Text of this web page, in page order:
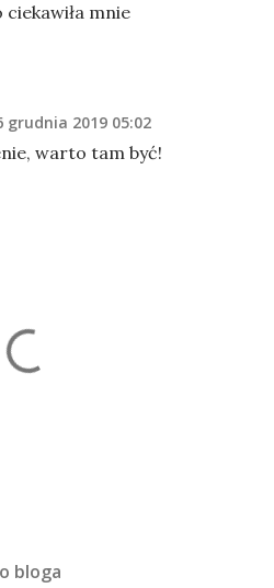
mnie
grudnia 2019 05:02
warto tam być!
bloga